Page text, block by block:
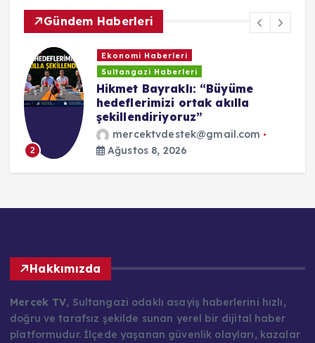
Gündem Haberleri
3
Sultangazi Haberleri
Sultangazi’de çatı tadilatı
sırasında çıkan yangın paniğe
neden oldu
mercektvdestek@gmail.com
Ağustos 3, 2026
doğru ve tarafsız şekilde sunan yerel bir dijital haber
platformudur. İlçede yaşanan güvenlik olayları, kazalar
ve adli gelişmeleri anlık olarak paylaşarak halkın doğru